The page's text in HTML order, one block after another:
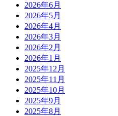
2026年6月
2026年5月
2026年4月
2026年3月
2026年2月
2026年1月
2025年12月
2025年11月
2025年10月
2025年9月
2025年8月